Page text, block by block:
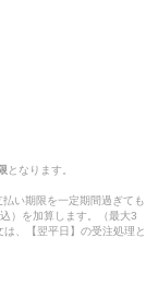
となります。
い期限を一定期間過ぎても
）を加算します。（最大3
、【翌平日】の受注処理と